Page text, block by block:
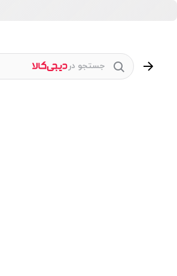
جستجو در